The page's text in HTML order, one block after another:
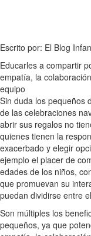
Escrito por: El Blog
Educarles a compartir
empatía, la
equipo
Sin duda los pequeños
de las celebraciones
abrir sus regalos no
quienes tienen la
exacerbado y elegir
ejemplo el placer de
edades de los niños,
que promuevan su
puedan dividirse entre
Son múltiples los
pequeños, ya que